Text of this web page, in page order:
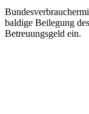
baldige Beilegung
Betreuungsgeld ein.